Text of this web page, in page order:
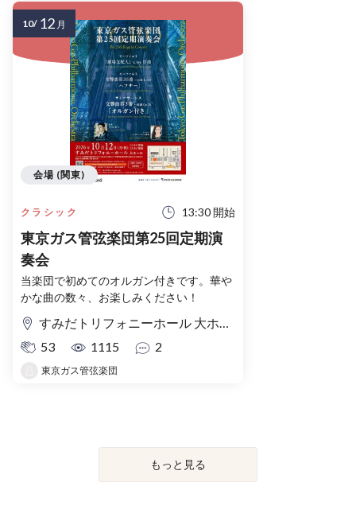
クラシック 13:30 開始
東京ガス管弦楽団第25回定期演
奏会
当楽団で初めてのオルガン付きです。華や
かな曲の数々、お楽しみください！
すみだトリフォニーホール 大ホール
53
1115 2
東京ガス管弦楽団
会場 (関東)
10/ 12 月
もっと見る